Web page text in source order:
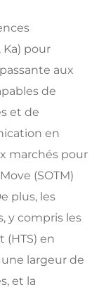
Ka) pour
aux
de
et de
en
marchés pour
(SOTM)
plus, les
y compris les
(HTS) en
largeur de
et la